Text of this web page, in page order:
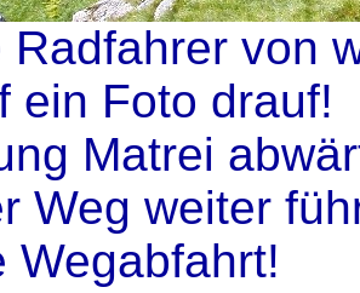
Radfahrer von
ein Foto drauf!
Matrei
Weg weiter
Wegabfahrt!